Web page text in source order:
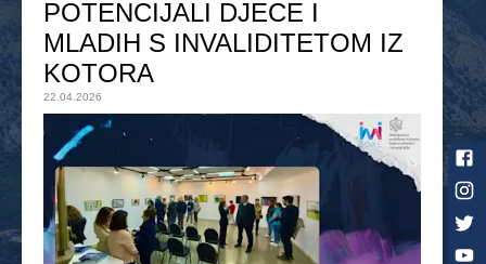
POTENCIJALI DJECE I
MLADIH S INVALIDITETOM IZ
KOTORA
22.04.2026